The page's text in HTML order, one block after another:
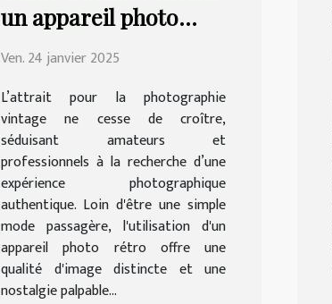
un appareil photo
besoins
Ven. 24 janvier 2025
L’attrait pour la photographie
vintage ne cesse de croître,
séduisant amateurs et
professionnels à la recherche d’une
expérience photographique
authentique. Loin d'être une simple
mode passagère, l'utilisation d'un
appareil photo rétro offre une
qualité d'image distincte et une
nostalgie palpable...